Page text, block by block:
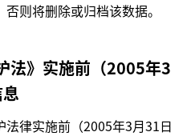
则将删除或归档该数据。
法》实施前（2005年3
律实施前（2005年3月31日